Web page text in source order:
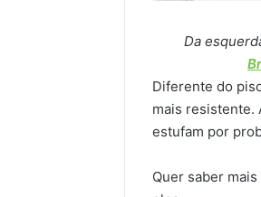
Da
Diferente do
mais resistente.
estufam por
Quer saber